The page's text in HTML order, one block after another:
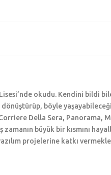
okudu. Kendini bildi
böyle
Della Sera, Panorama,
büyük bir kısmını
projelerine katkı vermekle